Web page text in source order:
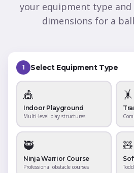
your equipment type
dimensions for a
1 Select Equipment Type
🎪
Indoor Playground
Multi-level play structures
🤸
🥷
Ninja Warrior Course
Professional obstacle courses
🧸